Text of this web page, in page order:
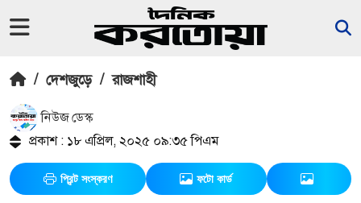
/ দেশজুড়ে / রাজশাহী
নিউজ ডেস্ক
প্রকাশ : ১৮ এপ্রিল, ২০২৫ ০৯:৩৫ পিএম
প্রিন্ট সংস্করণ ফটো কার্ড